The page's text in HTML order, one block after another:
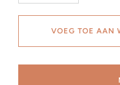
VOEG TOE AAN